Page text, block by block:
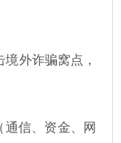
外诈骗窝点，
信、资金、网